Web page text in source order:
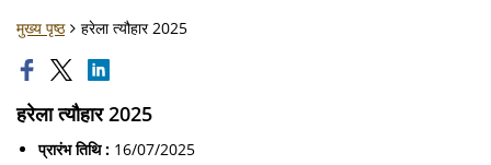
मुख्य पृष्ठ हरेला त्यौहार 2025
हरेला त्यौहार 2025
प्रारंभ तिथि : 16/07/2025